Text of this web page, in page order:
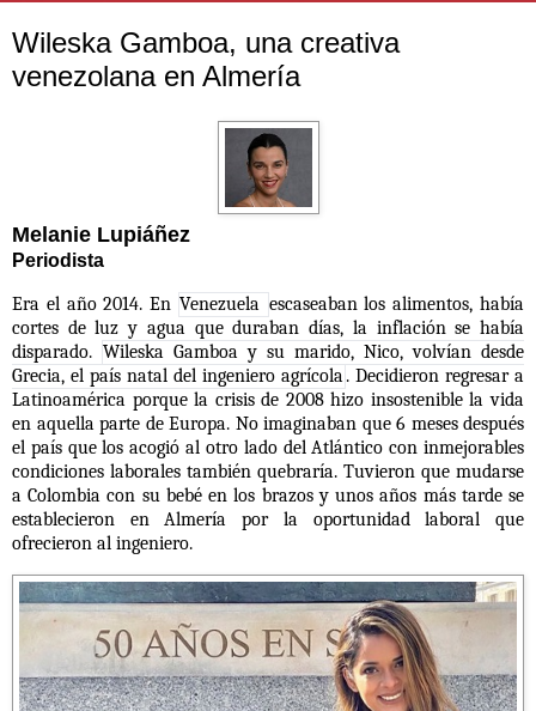
Wileska Gamboa, una creativa
venezolana en Almería
Melanie Lupiáñez
Periodista
Era el año 2014. En Venezuela escaseaban los alimentos, había
cortes de luz y agua que duraban días, la inflación se había
disparado. Wileska Gamboa y su marido, Nico, volvían desde
Grecia, el país natal del ingeniero agrícola. Decidieron regresar a
Latinoamérica porque la crisis de 2008 hizo insostenible la vida
en aquella parte de Europa. No imaginaban que 6 meses después
el país que los acogió al otro lado del Atlántico con inmejorables
condiciones laborales también quebraría. Tuvieron que mudarse
a Colombia con su bebé en los brazos y unos años más tarde se
establecieron en Almería por la oportunidad laboral que
ofrecieron al ingeniero.